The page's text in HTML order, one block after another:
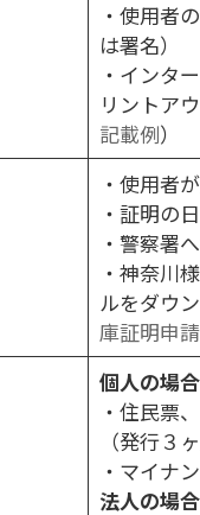
・使用者
は署名）
・インタ
リントア
記載例）
・使用者
・証明の
・警察署
・神奈川
ルをダウ
庫証明申
個人の場合
・住民票
（発行３
・マイナ
法人の場合